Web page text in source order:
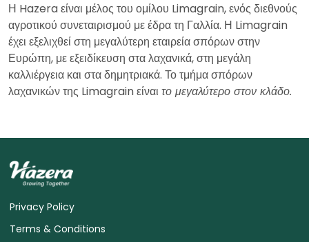
Η Hazera είναι μέλος του ομίλου Limagrain, ενός διεθνούς
αγροτικού συνεταιρισμού με έδρα τη Γαλλία. Η Limagrain
έχει εξελιχθεί στη μεγαλύτερη εταιρεία σπόρων στην
Ευρώπη, με εξειδίκευση στα λαχανικά, στη μεγάλη
καλλιέργεια και στα δημητριακά. Το τμήμα σπόρων
λαχανικών της Limagrain είναι το μεγαλύτερο στον κλάδο.
Privacy Policy
Terms & Conditions